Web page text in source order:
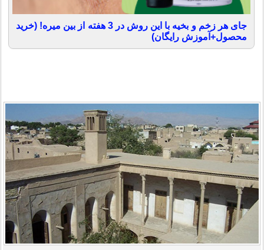
جای هر زخم و بخیه با این روش در 3 هفته از بین میره! (خرید
محصول+آموزش رایگان)